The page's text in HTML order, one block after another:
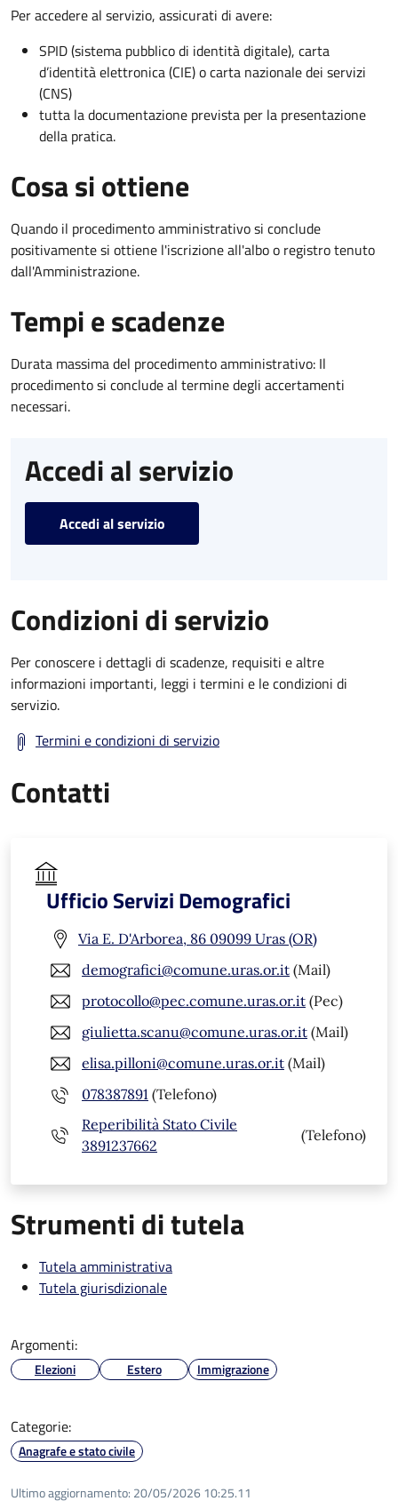
Per accedere al servizio, assicurati di avere:
SPID (sistema pubblico di identità digitale), carta
d’identità elettronica (CIE) o carta nazionale dei servizi
(CNS)
tutta la documentazione prevista per la presentazione
della pratica.
Cosa si ottiene
Quando il procedimento amministrativo si conclude
positivamente si ottiene l'iscrizione all'albo o registro tenuto
dall'Amministrazione.
Tempi e scadenze
Durata massima del procedimento amministrativo: Il
procedimento si conclude al termine degli accertamenti
necessari.
Accedi al servizio
Accedi al servizio
Condizioni di servizio
Per conoscere i dettagli di scadenze, requisiti e altre
informazioni importanti, leggi i termini e le condizioni di
servizio.
Termini e condizioni di servizio
Contatti
Ufficio Servizi Demografici
Via E. D'Arborea, 86 09099 Uras (OR)
demografici@comune.uras.or.it (Mail)
protocollo@pec.comune.uras.or.it (Pec)
giulietta.scanu@comune.uras.or.it (Mail)
elisa.pilloni@comune.uras.or.it (Mail)
078387891 (Telefono)
Reperibilità Stato Civile
3891237662
(Telefono)
Strumenti di tutela
Tutela amministrativa
Tutela giurisdizionale
Argomenti:
Elezioni Estero Immigrazione
Categorie:
Anagrafe e stato civile
Ultimo aggiornamento: 20/05/2026 10:25.11